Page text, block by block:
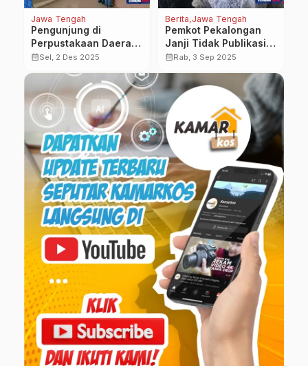
Jawa Tengah
Pengunjung di
Perpustakaan Daerah
Rembang Terus
calendar_monthSel, 2 Des 2025
Berita Jawa Tengah
Pemkot Pekalongan
Janji Tidak Publikasi
Identitas Warga yang
Jarahan
calendar_monthRab, 3 Sep 2025